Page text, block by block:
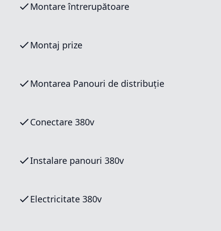
Montare întrerupătoare
Montaj prize
Montarea Panouri de distribuție
Conectare 380v
Instalare panouri 380v
Electricitate 380v